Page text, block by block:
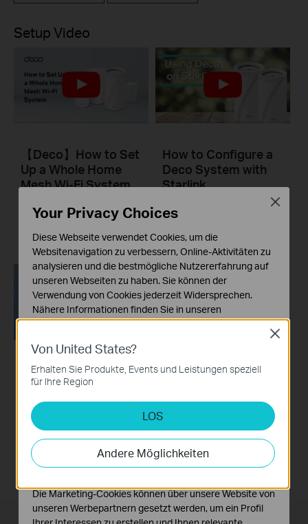
Setup Video
【Deco】How to Set
Up a Whole Home
Mesh Wi-Fi System
Example)
How to Configure a
Deco System with
Starlink
How to Resolve
Double NAT using
Starlink
Von United States?
Erhalten Sie Produkte, Events und Leistungen speziell
für Ihre Region
LOS
Andere Möglichkeiten
Close
Your Privacy Choices
Diese Webseite verwendet Cookies, um die
Websitenavigation zu verbessern, Online-Aktivitäten zu
analysieren und die bestmögliche Nutzererfahrung auf
unseren Webseiten zu haben. Sie können der
Verwendung von Cookies jederzeit Widersprechen.
Nähere Informationen finden Sie in unseren
Datenschutzhinweisen.
Notwendige Cookies
erforderlich und können in Ihren Systemen nicht
Analyse- und Marketing-Cookies
Analyse-Cookies ermöglichen es uns, Ihre Aktivitäten
auf unserer Website zu analysieren, um die
Funktionsweise unserer Website zu verbessern und
Die Marketing-Cookies können über unsere Website von
unseren Werbepartnern gesetzt werden, um ein Profil
Close